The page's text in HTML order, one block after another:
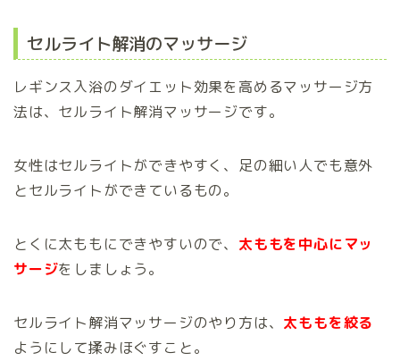
セルライト解消のマッサージ
レギンス入浴のダイエット効果を高めるマッサージ方
法は、セルライト解消マッサージです。
女性はセルライトができやすく、足の細い人でも意外
とセルライトができているもの。
とくに太ももにできやすいので、 太ももを中心にマッ
サージをしましょう。
セルライト解消マッサージのやり方は、 太ももを絞る
ようにして揉みほぐすこと。